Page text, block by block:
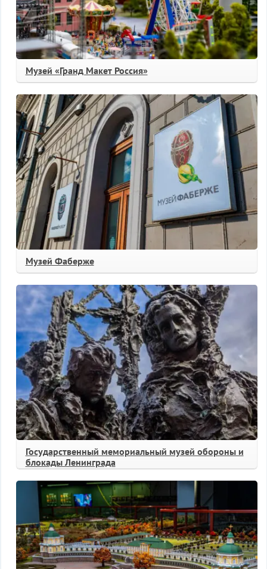
Музей «Гранд Макет Россия»
Музей Фаберже
Государственный мемориальный музей обороны и
блокады Ленинграда